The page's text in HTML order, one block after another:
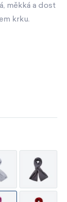
měkká a dost
krku.